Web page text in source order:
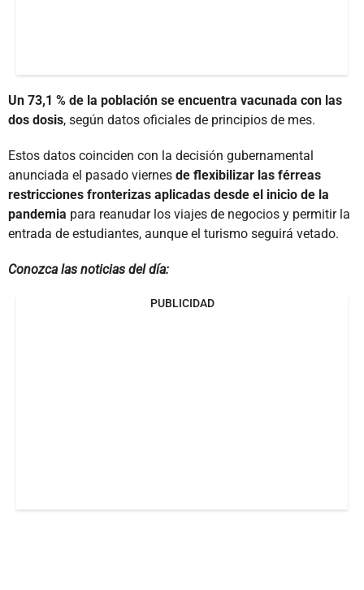
Un 73,1 % de la población se encuentra vacunada con las
dos dosis, según datos oficiales de principios de mes.
Estos datos coinciden con la decisión gubernamental
anunciada el pasado viernes de flexibilizar las férreas
restricciones fronterizas aplicadas desde el inicio de la
pandemia para reanudar los viajes de negocios y permitir la
entrada de estudiantes, aunque el turismo seguirá vetado.
Conozca las noticias del día:
PUBLICIDAD